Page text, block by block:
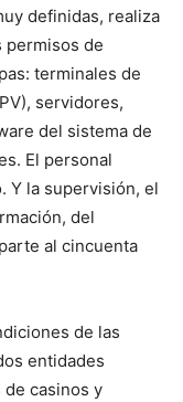
definidas, realiza
permisos de
terminales de
servidores,
del sistema de
El personal
Y la supervisión, el
del
al cincuenta
de las
entidades
casinos y